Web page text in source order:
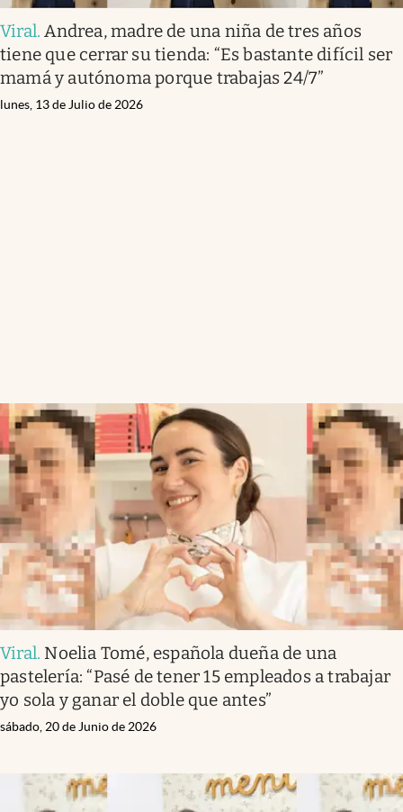
Viral.Andrea, madre de una niña de tres años
tiene que cerrar su tienda: “Es bastante difícil ser
mamá y autónoma porque trabajas 24/7”
lunes, 13 de Julio de 2026
Viral. Noelia Tomé, española dueña de una
pastelería: “Pasé de tener 15 empleados a trabajar
yo sola y ganar el doble que antes”
sábado, 20 de Junio de 2026